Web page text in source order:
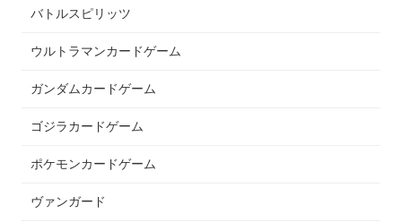
バトルスピリッツ
ウルトラマンカードゲーム
ガンダムカードゲーム
ゴジラカードゲーム
ポケモンカードゲーム
ヴァンガード